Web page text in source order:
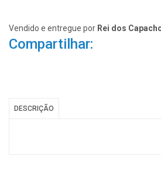
Vendido e entregue por Rei dos
Compartilhar:
DESCRIÇÃO